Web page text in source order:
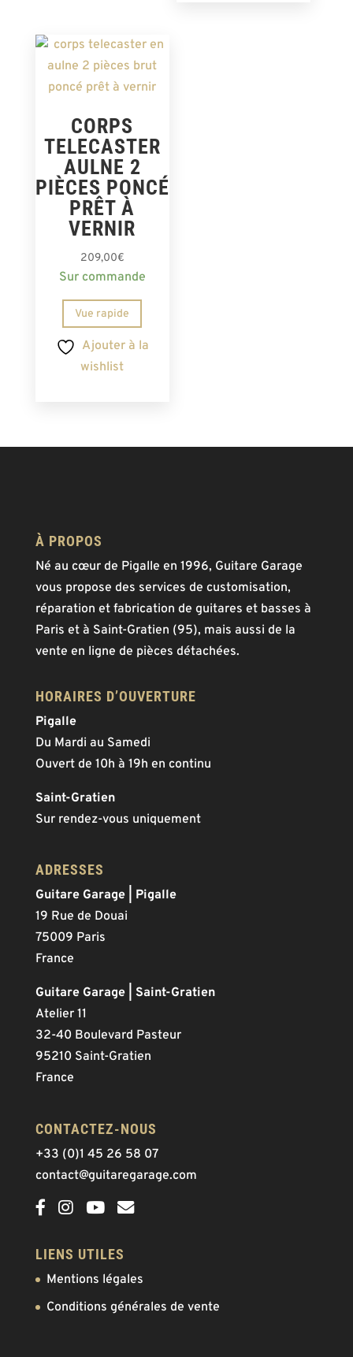
CORPS
TELECASTER
AULNE 2
PIÈCES PONCÉ
PRÊT À
VERNIR
209,00€
Sur commande
Vue rapide
Ajouter à la
wishlist
À PROPOS
Né au cœur de Pigalle en 1996, Guitare Garage
vous propose des services de customisation,
réparation et fabrication de guitares et basses à
Paris et à Saint-Gratien (95), mais aussi de la
vente en ligne de pièces détachées.
HORAIRES D’OUVERTURE
Pigalle
Du Mardi au Samedi
Ouvert de 10h à 19h en continu
Saint-Gratien
Sur rendez-vous uniquement
ADRESSES
Guitare Garage | Pigalle
19 Rue de Douai
75009 Paris
France
Guitare Garage | Saint-Gratien
Atelier 11
32-40 Boulevard Pasteur
95210 Saint-Gratien
France
CONTACTEZ-NOUS
+33 (0)1 45 26 58 07
contact@guitaregarage.com
LIENS UTILES
Mentions légales
Conditions générales de vente